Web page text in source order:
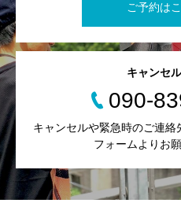
ご予約は
キャンセ
090-
キャンセルや緊急時のご連
フォームよりお